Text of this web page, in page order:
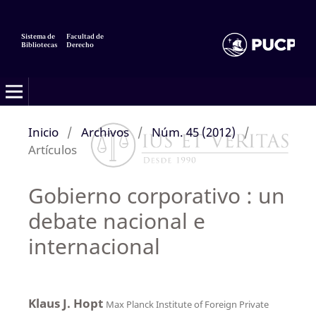
Sistema de
Bibliotecas
Facultad de
Derecho
Inicio / Archivos / Núm. 45 (2012) /
Artículos
Gobierno corporativo : un
debate nacional e
internacional
Klaus J. Hopt Max Planck Institute of Foreign Private